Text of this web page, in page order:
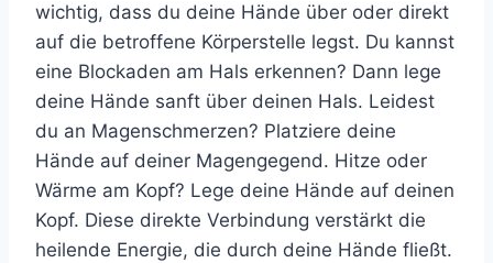
wichtig, dass du deine Hände über oder direkt
auf die betroffene Körperstelle legst. Du kannst
eine Blockaden am Hals erkennen? Dann lege
deine Hände sanft über deinen Hals. Leidest
du an Magenschmerzen? Platziere deine
Hände auf deiner Magengegend. Hitze oder
Wärme am Kopf? Lege deine Hände auf deinen
Kopf. Diese direkte Verbindung verstärkt die
heilende Energie, die durch deine Hände fließt.